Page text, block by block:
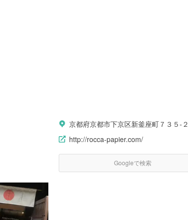
京都府京都市下京区新釜座町７３５-２
http://rocca-papier.com/
Googleで検索